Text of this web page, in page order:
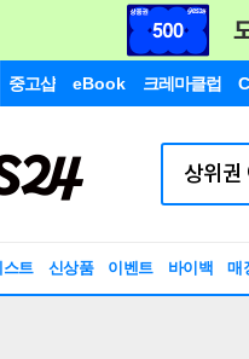
중고샵 eBook 크레마클럽
스트 신상품 이벤트 바이백 매